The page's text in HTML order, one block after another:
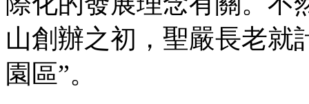
山創辦之初，聖嚴長老就
園區”。